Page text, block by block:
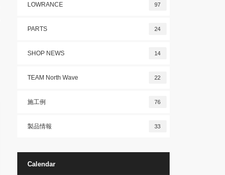
LOWRANCE 97
PARTS 24
SHOP NEWS 14
TEAM North Wave 22
施工例 76
製品情報 33
Calendar